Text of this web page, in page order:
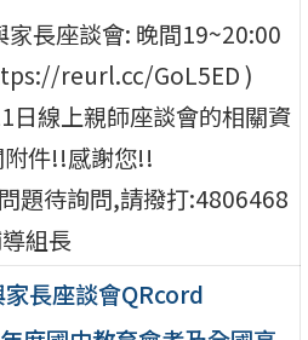
家長座談會: 晚間19~20:00
reurl.cc/GoL5ED )
日線上親師座談會的相關資
件!!感謝您!!
題待詢問,請撥打:4806468
組長
長座談會QRcord